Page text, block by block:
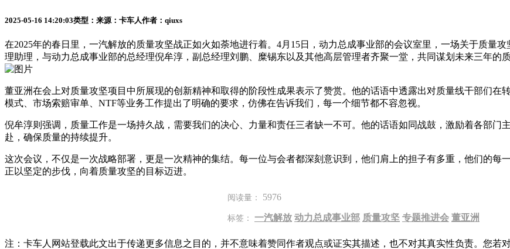
2025-05-16 14:20:03类型： 来源：卡车人作者：qiuxs
在2025年的春日里，一汽解放的质量攻坚战正如火如荼地进行着。4月15日，动力总成事业部的会议室里，一场关于质量
理助理，与动力总成事业部的总经理倪牟淳，副总经理刘鹏、糜锡东以及其他高层管理者齐聚一堂，共同谋划未来三年的质
董亚洲在会上对质量攻坚项目中所展现的创新精神和取得的阶段性成果表示了赞赏。他的话语中透露出对质量线干部们
模式、市场索赔审单、NTF等业务工作提出了明确的要求，仿佛在告诉我们，每一个细节都不容忽视。
倪牟淳则强调，质量工作是一场持久战，需要我们的决心、力量和责任三者缺一不可。他的话语如同战鼓，激励着各部门
赴，确保质量的持续提升。
这次会议，不仅是一次战略部署，更是一次精神的集结。每一位与会者都深刻意识到，他们肩上的担子有多重，他们的每
正以坚定的步伐，向着质量攻坚的目标迈进。
阅读量： 5976
标签： 一汽解放 动力总成事业部 质量攻坚 专题推进会 董亚洲
注：卡车人网站登载此文出于传递更多信息之目的，并不意味着赞同作者观点或证实其描述，也不对其真实性负责。您